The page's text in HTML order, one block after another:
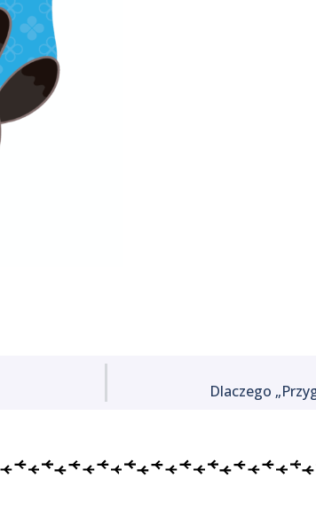
Dlaczego